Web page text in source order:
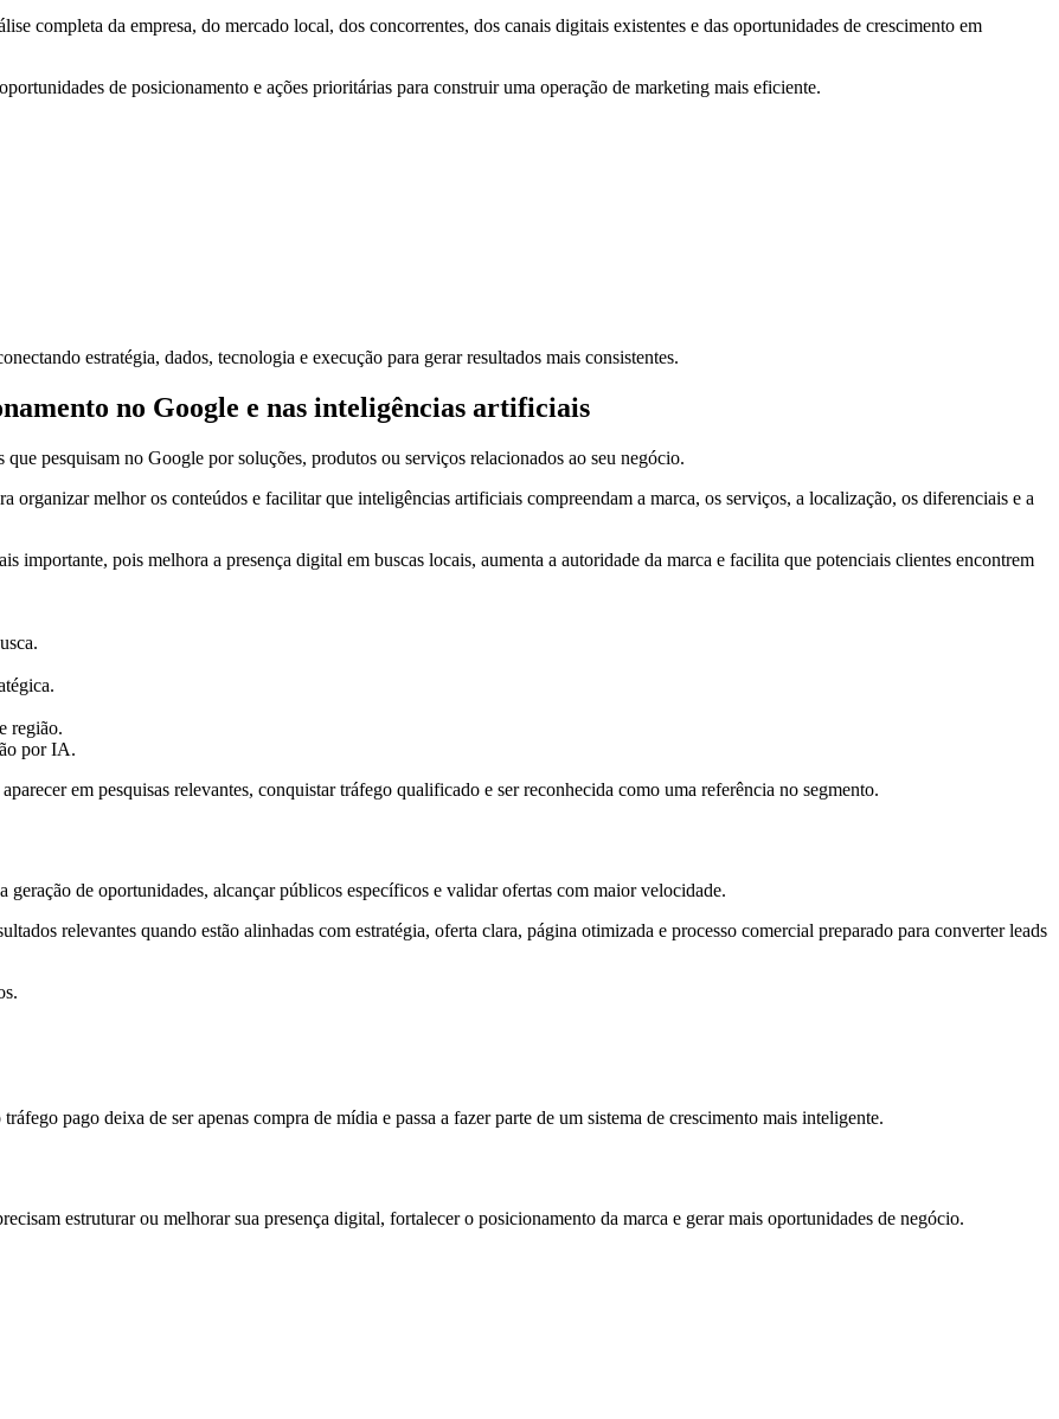
completa da empresa, do mercado local, dos concorrentes, dos canais digitais existentes e das oportunidades de crescimento em
de posicionamento e ações prioritárias para construir uma operação de marketing mais eficiente.
estratégia, dados, tecnologia e execução para gerar resultados mais consistentes.
no Google e nas inteligências artificiais
pesquisam no Google por soluções, produtos ou serviços relacionados ao seu negócio.
organizar melhor os conteúdos e facilitar que inteligências artificiais compreendam a marca, os serviços, a localização, os diferenciais e a
importante, pois melhora a presença digital em buscas locais, aumenta a autoridade da marca e facilita que potenciais clientes encontrem
região.
por IA.
em pesquisas relevantes, conquistar tráfego qualificado e ser reconhecida como uma referência no segmento.
geração de oportunidades, alcançar públicos específicos e validar ofertas com maior velocidade.
relevantes quando estão alinhadas com estratégia, oferta clara, página otimizada e processo comercial preparado para converter leads
pago deixa de ser apenas compra de mídia e passa a fazer parte de um sistema de crescimento mais inteligente.
estruturar ou melhorar sua presença digital, fortalecer o posicionamento da marca e gerar mais oportunidades de negócio.